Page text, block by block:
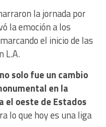
la jornada por
la emoción a los
el inicio de las
L.A.
solo fue un cambio
en la
el oeste de Estados
lo que hoy es una liga